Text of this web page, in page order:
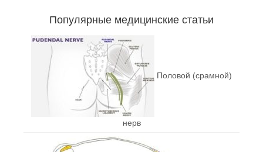
Популярные медицинские статьи
Половой (срамной)
нерв